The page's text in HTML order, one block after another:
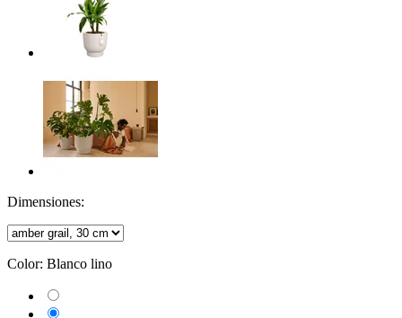
Dimensiones:
Color: Blanco lino